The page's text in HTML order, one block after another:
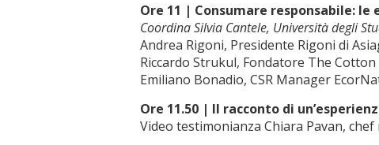
Ore 11 | Consumare responsabile:
CoordinaSilvia Cantele, Università degli
Andrea Rigoni, Presidente Rigoni di
Riccardo Strukul, Fondatore The Cotton
Emiliano Bonadio, CSR Manager
Ore 11.50 | Il racconto di
Video testimonianza Chiara Pavan,